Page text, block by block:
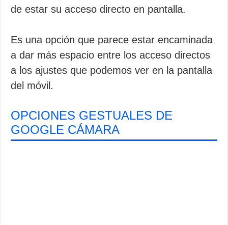
de estar su acceso directo en pantalla.
Es una opción que parece estar encaminada
a dar más espacio entre los acceso directos
a los ajustes que podemos ver en la pantalla
del móvil.
OPCIONES GESTUALES DE
GOOGLE CÁMARA